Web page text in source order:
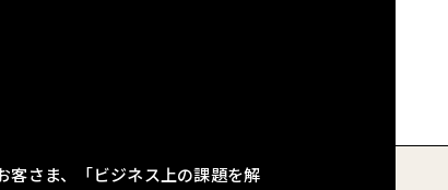
客さま、「ビジネス上の課題を解